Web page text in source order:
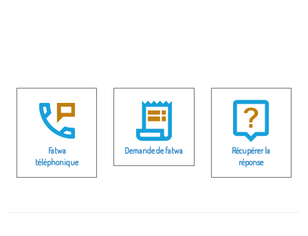
Fatwa
téléphonique
Demande de fatwa
Récupérer la
réponse